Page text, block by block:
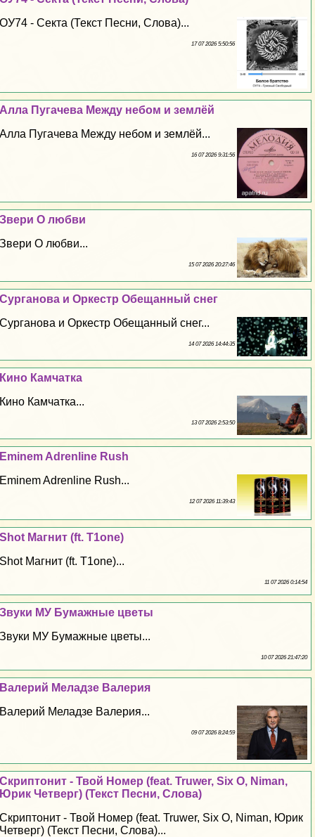
ОУ74 - Секта (Текст Песни, Слова)...
17 07 2026 5:50:56
Алла Пугачева Между небом и землёй
Алла Пугачева Между небом и землёй...
16 07 2026 9:31:56
Звери О любви
Звери О любви...
15 07 2026 20:27:46
Сурганова и Оркестр Обещанный снег
Сурганова и Оркестр Обещанный снег...
14 07 2026 14:44:35
Кино Камчатка
Кино Камчатка...
13 07 2026 2:53:50
Eminem Adrenline Rush
Eminem Adrenline Rush...
12 07 2026 11:39:43
Shot Магнит (ft. T1one)
Shot Магнит (ft. T1one)...
11 07 2026 0:14:54
Звуки МУ Бумажные цветы
Звуки МУ Бумажные цветы...
10 07 2026 21:47:20
Валерий Меладзе Валерия
Валерий Меладзе Валерия...
09 07 2026 8:24:59
Скриптонит - Твой Номер (feat. Truwer, Six O, Niman,
Юрик Четверг) (Текст Песни, Слова)
Скриптонит - Твой Номер (feat. Truwer, Six O, Niman, Юрик
Четверг) (Текст Песни, Слова)...